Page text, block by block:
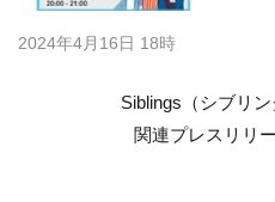
2024年4月16日 18時
Siblings（シブリ
関連プレスリリ